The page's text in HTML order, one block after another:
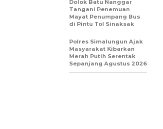
Dolok Batu Nanggar
Tangani Penemuan
Mayat Penumpang Bus
di Pintu Tol Sinaksak
Polres Simalungun Ajak
Masyarakat Kibarkan
Merah Putih Serentak
Sepanjang Agustus 2026